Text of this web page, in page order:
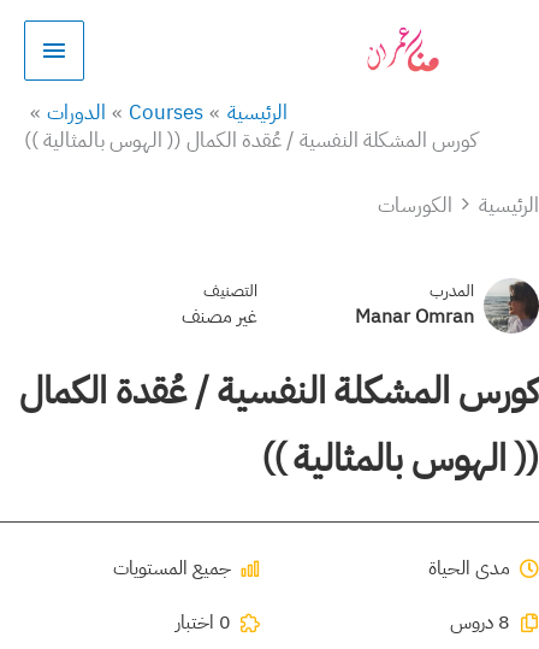
القائمة
الرئيسية Courses
الدورات
كورس المشكلة النفسية / عُقدة الكمال (( الهوس بالمثالية ))
الرئيسية الكورسات
المدرب
Manar Omran
التصنيف
غير مصنف
كورس المشكلة النفسية / عُقدة الكمال
(( الهوس بالمثالية ))
مدى الحياة
جميع المستويات
8 دروس
0 اختبار